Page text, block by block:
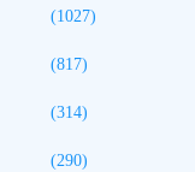
(1027)
(817)
(314)
(290)